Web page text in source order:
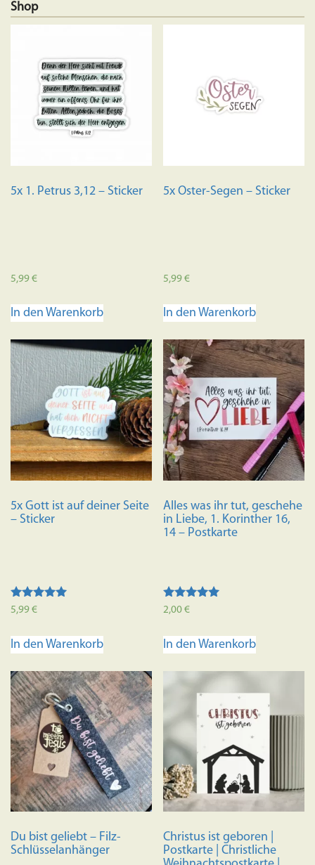
Shop
5x 1. Petrus 3,12 – Sticker
5,99€
In den Warenkorb
5x Oster-Segen – Sticker
5,99€
In den Warenkorb
5x Gott ist auf deiner Seite
– Sticker
Bewertet mit
5,99€
In den Warenkorb
Alles was ihr tut, geschehe
in Liebe, 1. Korinther 16,
14 – Postkarte
Bewertet mit
2,00€
In den Warenkorb
Du bist geliebt – Filz-
Schlüsselanhänger
Christus ist geboren |
Postkarte | Christliche